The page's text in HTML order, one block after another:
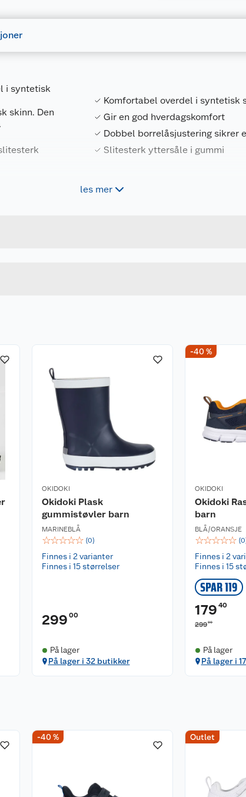
i syntetisk
skinn. Den
Komfortabel overdel i syntetisk
Gir en god hverdagskomfort
Dobbel borrelåsjustering sikrer
Slitesterk yttersåle i gummi
les merForpakningsmål
OKIDOKI
Okidoki Plask
gummistøvler barn
MARINEBLÅ
☆☆☆☆☆ (0)
Finnes i 2 varianter
Finnes i 15 størrelser
299 00
På lager
På lager i 32 butikker
-40 %
OKIDOKI
Okidoki
barn
BLÅ/ORANSJE
☆☆☆☆☆ (0
Finnes i 2
Finnes i 15
SPAR 119
179 40
29900
På lager
På lager i
-40 % Outlet